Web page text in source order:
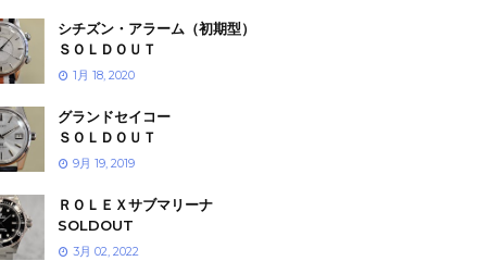
シチズン・アラーム（初期型）
ＳＯＬＤＯＵＴ
1月 18, 2020
グランドセイコー
ＳＯＬＤＯＵＴ
9月 19, 2019
ＲＯＬＥＸサブマリーナ
SOLDOUT
3月 02, 2022